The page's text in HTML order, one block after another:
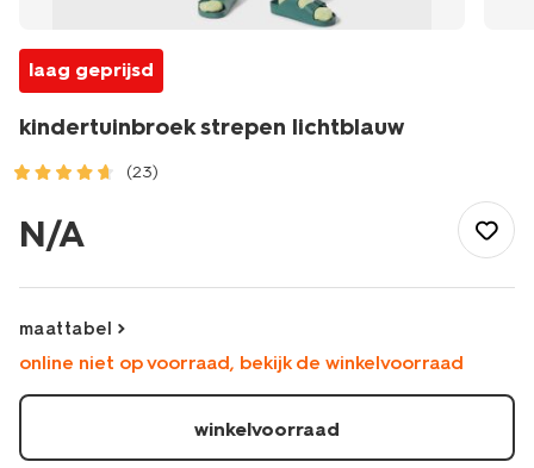
laag geprijsd
kindertuinbroek strepen lichtblauw
(23)
strepen-
lichtblauw-
N/A
maattabel
online niet op voorraad, bekijk de winkelvoorraad
winkelvoorraad